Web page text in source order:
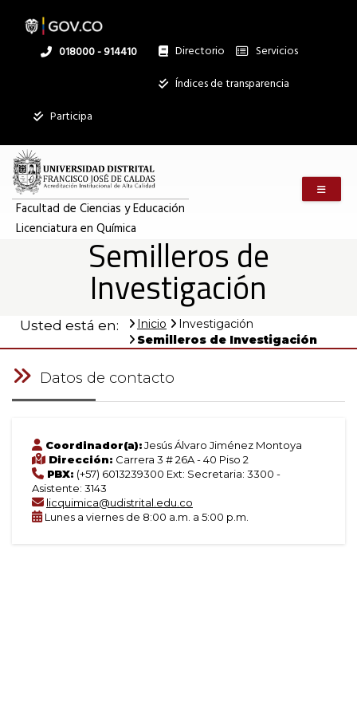
contenido
Linea
018000 - 914410 Directorio
Institucional
Servicios
Índices de transparencia
Participa
Facultad de Ciencias y Educación
Licenciatura en Química
Semilleros de
Investigación
Usted está en: Inicio
Investigación
Semilleros de Investigación
Datos de contacto
Coordinador(a):Jesús Álvaro Jiménez Montoya
Dirección: Carrera 3 # 26A - 40 Piso 2
PBX: (+57) 6013239300 Ext: Secretaria: 3300 -
Asistente: 3143
licquimica@udistrital.edu.co
Lunes a viernes de 8:00 a.m. a 5:00 p.m.